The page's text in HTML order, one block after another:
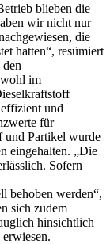
blieben die
wir nicht nur
die
hatten“, resümiert
im
und
für
und Partikel wurde
eingehalten. „Die
Sofern
behoben werden“,
sich zudem
hinsichtlich